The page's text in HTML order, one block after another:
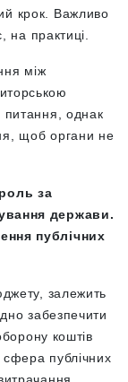
крок. Важливо
на практиці.
між
питання, однак
щоб органи не
за
держави.
публічних
залежить
забезпечити
коштів
сфера публічних